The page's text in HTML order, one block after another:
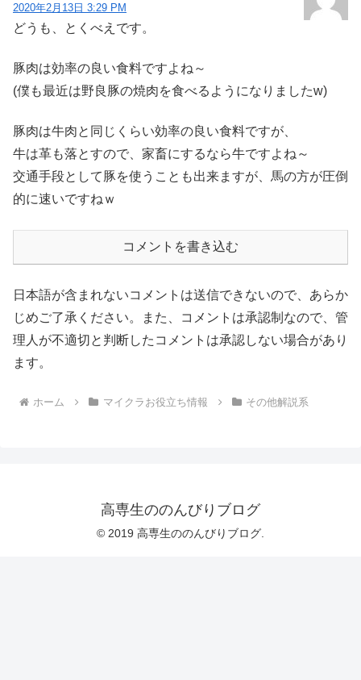
2020年2月13日 3:29 PM
どうも、とくべえです。
豚肉は効率の良い食料ですよね～
(僕も最近は野良豚の焼肉を食べるようになりましたw)
豚肉は牛肉と同じくらい効率の良い食料ですが、
牛は革も落とすので、家畜にするなら牛ですよね～
交通手段として豚を使うことも出来ますが、馬の方が圧倒
的に速いですねｗ
コメントを書き込む
日本語が含まれないコメントは送信できないので、あらか
じめご了承ください。また、コメントは承認制なので、管
理人が不適切と判断したコメントは承認しない場合があり
ます。
ホーム マイクラお役立ち情報 その他解説系
高専生ののんびりブログ
© 2019 高専生ののんびりブログ.